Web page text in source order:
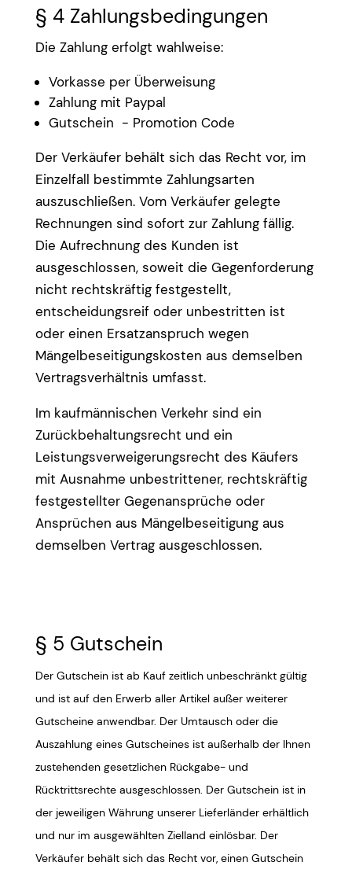
§ 4 Zahlungsbedingungen
Die Zahlung erfolgt wahlweise:
Vorkasse per Überweisung
Zahlung mit Paypal
Gutschein - Promotion Code
Der Verkäufer behält sich das Recht vor, im
Einzelfall bestimmte Zahlungsarten
auszuschließen. Vom Verkäufer gelegte
Rechnungen sind sofort zur Zahlung fällig.
Die Aufrechnung des Kunden ist
ausgeschlossen, soweit die Gegenforderung
nicht rechtskräftig festgestellt,
entscheidungsreif oder unbestritten ist
oder einen Ersatzanspruch wegen
Mängelbeseitigungskosten aus demselben
Vertragsverhältnis umfasst.
Im kaufmännischen Verkehr sind ein
Zurückbehaltungsrecht und ein
Leistungsverweigerungsrecht des Käufers
mit Ausnahme unbestrittener, rechtskräftig
festgestellter Gegenansprüche oder
Ansprüchen aus Mängelbeseitigung aus
demselben Vertrag ausgeschlossen.
§ 5 Gutschein
Der Gutschein ist ab Kauf zeitlich unbeschränkt gültig
und ist auf den Erwerb aller Artikel außer weiterer
Gutscheine anwendbar. Der Umtausch oder die
Auszahlung eines Gutscheines ist außerhalb der Ihnen
zustehenden gesetzlichen Rückgabe- und
Rücktrittsrechte ausgeschlossen. Der Gutschein ist in
der jeweiligen Währung unserer Lieferländer erhältlich
und nur im ausgewählten Zielland einlösbar. Der
Verkäufer behält sich das Recht vor, einen Gutschein